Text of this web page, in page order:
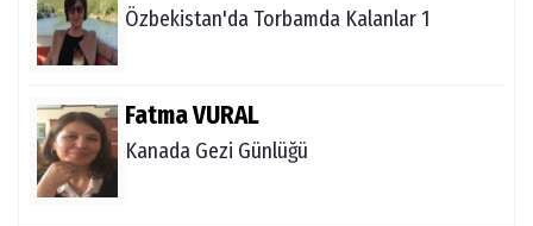
Özbekistan'da Torbamda Kalanlar 1
Fatma VURAL
Kanada Gezi Günlüğü